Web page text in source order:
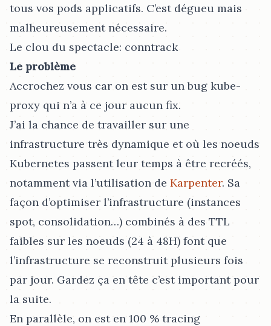
tous vos pods applicatifs. C’est dégueu mais
malheureusement nécessaire.
Le clou du spectacle: conntrack
Le problème
Accrochez vous car on est sur un bug kube-
proxy qui n’a à ce jour aucun fix.
J’ai la chance de travailler sur une
infrastructure très dynamique et où les noeuds
Kubernetes passent leur temps à être recréés,
notamment via l’utilisation de Karpenter. Sa
façon d’optimiser l’infrastructure (instances
spot, consolidation…​) combinés à des TTL
faibles sur les noeuds (24 à 48H) font que
l’infrastructure se reconstruit plusieurs fois
par jour. Gardez ça en tête c’est important pour
la suite.
En parallèle, on est en 100 % tracing